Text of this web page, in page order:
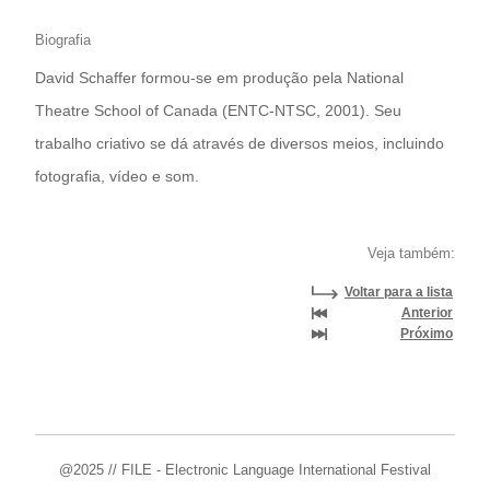
Biografia
David Schaffer formou-se em produção pela National
Theatre School of Canada (ENTC-NTSC, 2001). Seu
trabalho criativo se dá através de diversos meios, incluindo
fotografia, vídeo e som.
Veja também:
Voltar para a lista
Anterior
Próximo
@2025 // FILE - Electronic Language International Festival